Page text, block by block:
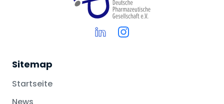
Sitemap
Startseite